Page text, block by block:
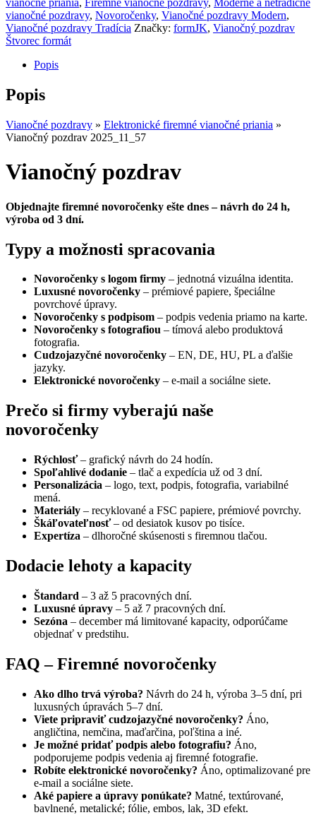
vianočné priania, Firemné vianočné pozdravy, Moderné a netradičné
vianočné pozdravy, Novoročenky, Vianočné pozdravy Modern,
Vianočné pozdravy Tradícia Značky: formJK, Vianočný pozdrav
Štvorec formát
Popis
Popis
Vianočné pozdravy » Elektronické firemné vianočné priania »
Vianočný pozdrav 2025_11_57
Vianočný pozdrav
Objednajte firemné novoročenky ešte dnes – návrh do 24 h,
výroba od 3 dní.
Typy a možnosti spracovania
Novoročenky s logom firmy – jednotná vizuálna identita.
Luxusné novoročenky – prémiové papiere, špeciálne
povrchové úpravy.
Novoročenky s podpisom – podpis vedenia priamo na karte.
Novoročenky s fotografiou – tímová alebo produktová
fotografia.
Cudzojazyčné novoročenky – EN, DE, HU, PL a ďalšie
jazyky.
Elektronické novoročenky – e-mail a sociálne siete.
Prečo si firmy vyberajú naše
novoročenky
Rýchlosť– grafický návrh do 24 hodín.
Spoľahlivé dodanie – tlač a expedícia už od 3 dní.
Personalizácia – logo, text, podpis, fotografia, variabilné
mená.
Materiály – recyklované a FSC papiere, prémiové povrchy.
Škáľovateľnosť– od desiatok kusov po tisíce.
Expertíza – dlhoročné skúsenosti s firemnou tlačou.
Dodacie lehoty a kapacity
Štandard – 3 až 5 pracovných dní.
Luxusné úpravy – 5 až 7 pracovných dní.
Sezóna – december má limitované kapacity, odporúčame
objednať v predstihu.
FAQ – Firemné novoročenky
Ako dlho trvá výroba? Návrh do 24 h, výroba 3–5 dní, pri
luxusných úpravách 5–7 dní.
Viete pripraviť cudzojazyčné novoročenky? Áno,
angličtina, nemčina, maďarčina, poľština a iné.
Je možné pridať podpis alebo fotografiu? Áno,
podporujeme podpis vedenia aj firemné fotografie.
Robíte elektronické novoročenky? Áno, optimalizované pre
e-mail a sociálne siete.
Aké papiere a úpravy ponúkate? Matné, textúrované,
bavlnené, metalické; fólie, embos, lak, 3D efekt.